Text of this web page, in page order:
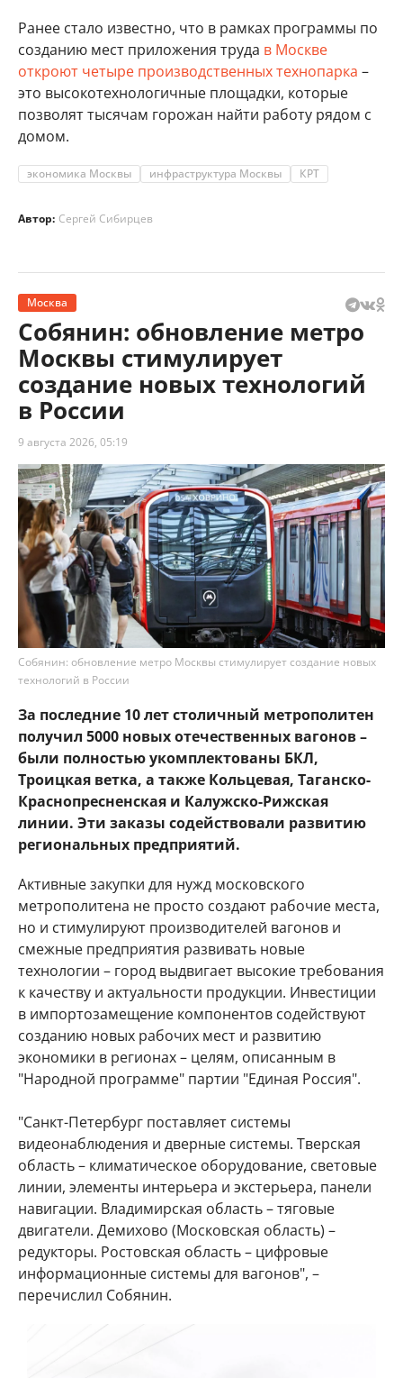
Ранее стало известно, что в рамках программы по
созданию мест приложения труда в Москве
откроют четыре производственных технопарка –
это высокотехнологичные площадки, которые
позволят тысячам горожан найти работу рядом с
домом.
экономика Москвы инфраструктура Москвы КРТ
Автор: Сергей Сибирцев
Москва
Собянин: обновление метро
Москвы стимулирует
создание новых технологий
в России
9 августа 2026, 05:19
Собянин: обновление метро Москвы стимулирует создание новых
технологий в России
За последние 10 лет столичный метрополитен
получил 5000 новых отечественных вагонов –
были полностью укомплектованы БКЛ,
Троицкая ветка, а также Кольцевая, Таганско-
Краснопресненская и Калужско-Рижская
линии. Эти заказы содействовали развитию
региональных предприятий.
Активные закупки для нужд московского
метрополитена не просто создают рабочие места,
но и стимулируют производителей вагонов и
смежные предприятия развивать новые
технологии – город выдвигает высокие требования
к качеству и актуальности продукции. Инвестиции
в импортозамещение компонентов содействуют
созданию новых рабочих мест и развитию
экономики в регионах – целям, описанным в
"Народной программе" партии "Единая Россия".
"Санкт-Петербург поставляет системы
видеонаблюдения и дверные системы. Тверская
область – климатическое оборудование, световые
линии, элементы интерьера и экстерьера, панели
навигации. Владимирская область – тяговые
двигатели. Демихово (Московская область) –
редукторы. Ростовская область – цифровые
информационные системы для вагонов", –
перечислил Собянин.